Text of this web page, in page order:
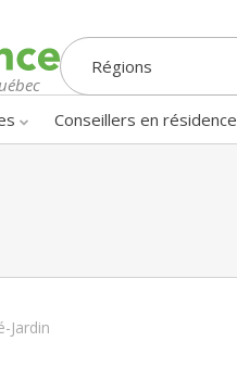
Régions
Conseillers en résidence
Jardin